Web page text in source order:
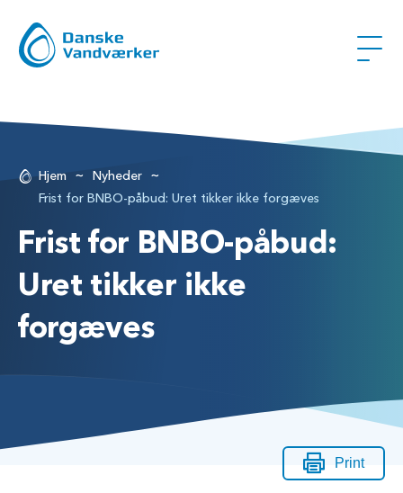
Hjem ~ Nyheder ~
Frist for BNBO-påbud: Uret tikker ikke forgæves
Frist for BNBO-påbud:
Uret tikker ikke
forgæves
Print